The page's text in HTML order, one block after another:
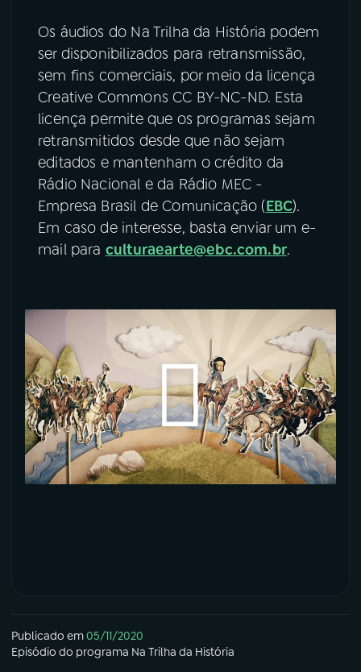
Os áudios do Na Trilha da História podem
ser disponibilizados para retransmissão,
sem fins comerciais, por meio da licença
Creative Commons CC BY-NC-ND. Esta
licença permite que os programas sejam
retransmitidos desde que não sejam
editados e mantenham o crédito da
Rádio Nacional e da Rádio MEC -
Empresa Brasil de Comunicação (EBC).
Em caso de interesse, basta enviar um e-
mail para culturaearte@ebc.com.br.
Publicado em05/11/2020
Episódio do programa Na Trilha da História